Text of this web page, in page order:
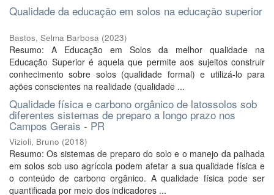
Qualidade da educação em solos na educação superior
Bastos, Selma Barbosa (2023)
Resumo: A Educação em Solos da melhor qualidade na
Educação Superior é aquela que permite aos sujeitos construir
conhecimento sobre solos (qualidade formal) e utilizá-lo para
ações conscientes na realidade (qualidade ...
Qualidade física e carbono orgânico de latossolos sob
diferentes sistemas de preparo a longo prazo nos
Campos Gerais - PR
Vizioli, Bruno (2018)
Resumo: Os sistemas de preparo do solo e o manejo da palhada
em solos sob uso agrícola podem afetar a sua qualidade física e
o conteúdo de carbono orgânico. A qualidade física pode ser
quantificada por meio dos indicadores ...